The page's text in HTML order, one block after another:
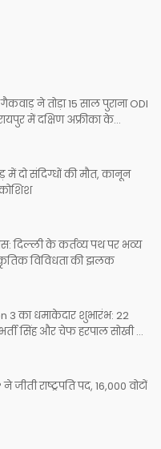
ने तोड़ा 15 साल पुराना ODI
में दक्षिण अफ्रीका के
में दो संदिग्धों की मौत, कानून
दिल्ली के कर्तव्य पथ पर भव्य
विविधता की झलक
3 का धमाकेदार शुभारंभ: 22
सिंह और चेफ हरपाल सोखी के
जीती राष्ट्रपति पद, 16,000 वोटों